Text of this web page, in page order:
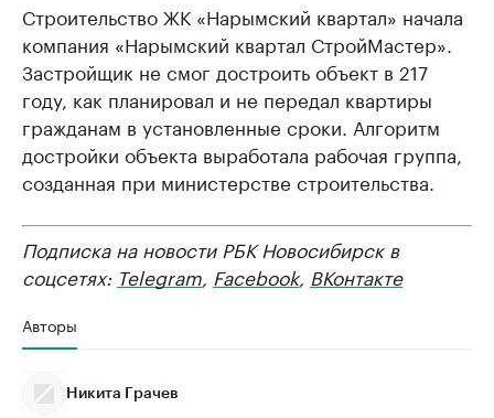
Строительство ЖК «Нарымский квартал» начала
компания «Нарымский квартал СтройМастер».
Застройщик не смог достроить объект в 217
году, как планировал и не передал квартиры
гражданам в установленные сроки. Алгоритм
достройки объекта выработала рабочая группа,
созданная при министерстве строительства.
Подписка на новости РБК Новосибирск в
соцсетях: Telegram Facebook, ВКонтакте
Авторы
Никита Грачев